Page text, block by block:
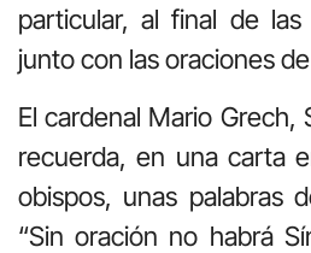
particular, al final de las
junto con las oraciones
El cardenal Mario Grech,
recuerda, en una carta
obispos, unas palabras
“Sin oración no habrá